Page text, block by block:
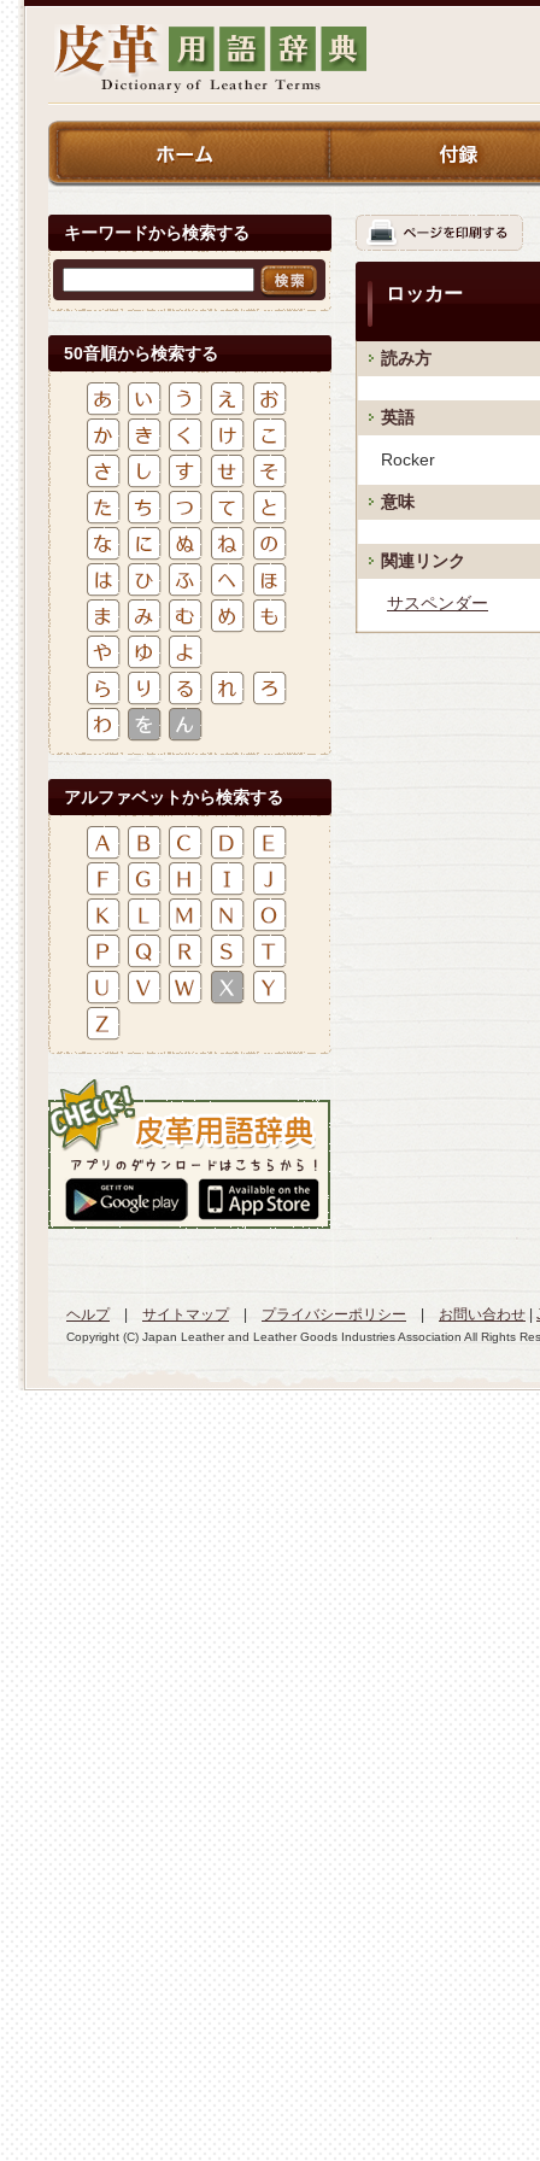
キーワードから検索する
50音順から検索する
アルファベットから検索する
ロッカー
読み方
英語
Rocker
意味
関連リンク
サスペンダー
ヘルプ| サイトマップ| プライバシーポリシー お問い合わせ
Copyright (C) Japan Leather and Leather Goods Industries Association All Rights